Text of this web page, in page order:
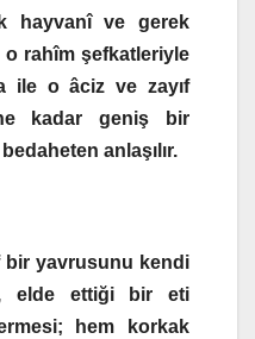
hayvanî ve gerek
rahîm şefkatleriyle
ile o âciz ve zayıf
kadar geniş bir
anlaşılır.
bir yavrusunu kendi
elde ettiği bir eti
hem korkak